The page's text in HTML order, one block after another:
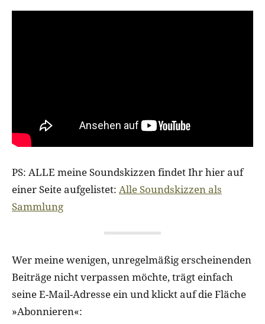
PS: ALLE meine Soundskizzen findet Ihr hier auf
einer Seite aufgelistet: Alle Soundskizzen als
Sammlung
Wer meine wenigen, unregelmäßig erscheinenden
Beiträge nicht verpassen möchte, trägt einfach
seine E-Mail-Adresse ein und klickt auf die Fläche
»Abonnieren«: